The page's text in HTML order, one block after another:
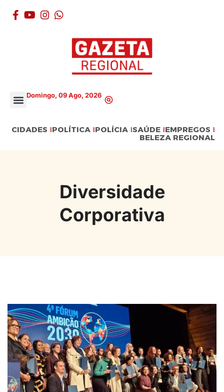
Domingo, 09 Ago, 2026
CIDADES POLÍTICA POLÍCIA SAÚDE EMPREGOS
BELEZA REGIONAL
Diversidade
Corporativa